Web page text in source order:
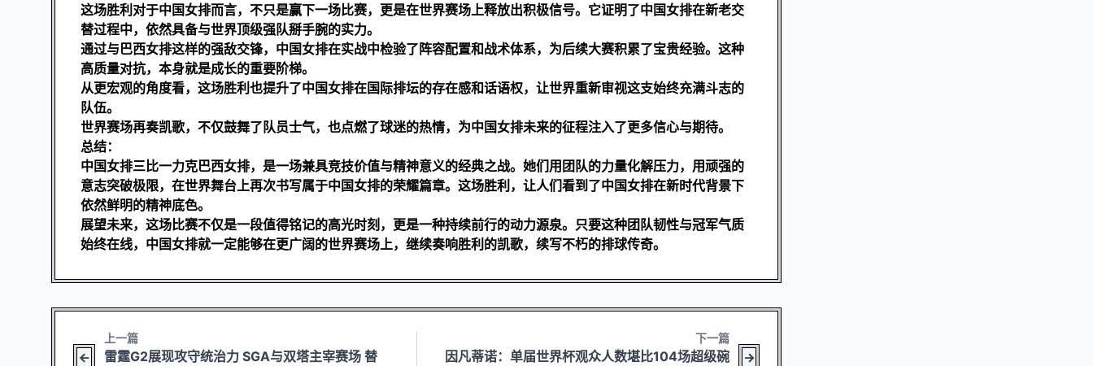
这场胜利对于中国女排而言，不只是赢下一场比赛，更是在世界赛场上释放出积极信号。它证明了中国女排在新老交
替过程中，依然具备与世界顶级强队掰手腕的实力。
通过与巴西女排这样的强敌交锋，中国女排在实战中检验了阵容配置和战术体系，为后续大赛积累了宝贵经验。这种
高质量对抗，本身就是成长的重要阶梯。
从更宏观的角度看，这场胜利也提升了中国女排在国际排坛的存在感和话语权，让世界重新审视这支始终充满斗志的
队伍。
世界赛场再奏凯歌，不仅鼓舞了队员士气，也点燃了球迷的热情，为中国女排未来的征程注入了更多信心与期待。
总结：
中国女排三比一力克巴西女排，是一场兼具竞技价值与精神意义的经典之战。她们用团队的力量化解压力，用顽强的
意志突破极限，在世界舞台上再次书写属于中国女排的荣耀篇章。这场胜利，让人们看到了中国女排在新时代背景下
依然鲜明的精神底色。
展望未来，这场比赛不仅是一段值得铭记的高光时刻，更是一种持续前行的动力源泉。只要这种团队韧性与冠军气质
始终在线，中国女排就一定能够在更广阔的世界赛场上，继续奏响胜利的凯歌，续写不朽的排球传奇。
上一篇
雷霆G2展现攻守统治力 SGA与双塔主宰赛场 替
下一篇
因凡蒂诺：单届世界杯观众人数堪比104场超级碗